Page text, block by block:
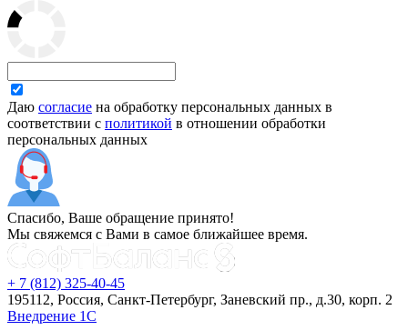
Даю согласие на обработку персональных данных в
соответствии с политикой в отношении обработки
персональных данных
Спасибо, Ваше обращение принято!
Мы свяжемся с Вами в самое ближайшее время.
+ 7 (812) 325-40-45
195112, Россия, Санкт-Петербург, Заневский пр., д.30, корп. 2
Внедрение 1С